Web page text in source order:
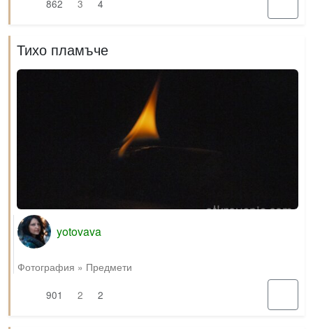
862
3 4
Тихо пламъче
yotovava
Фотография » Предмети
901
2 2